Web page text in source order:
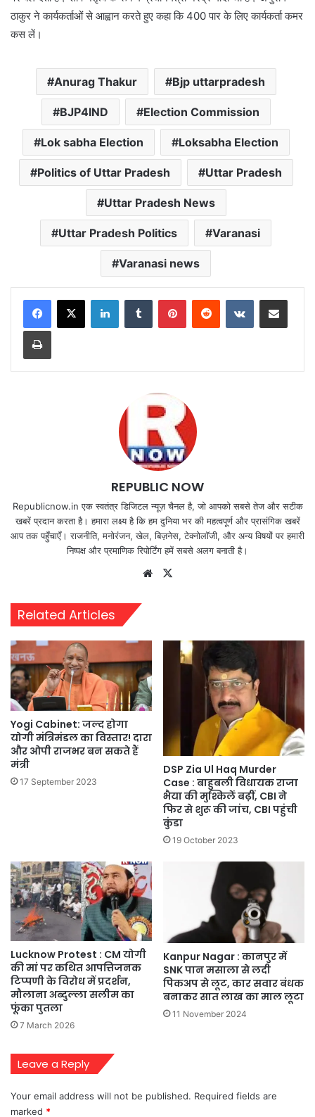
ठाकुर ने कार्यकर्ताओं से आह्वान करते हुए कहा कि 400 पार के लिए कार्यकर्ता कमर
कस लें।
Anurag Thakur Bjp uttarpradesh
BJP4IND Election Commission
Lok sabha Election Loksabha Election
Politics of Uttar Pradesh Uttar Pradesh
Uttar Pradesh News
Uttar Pradesh Politics Varanasi
Varanasi news
LinkedInTumblr PinterestReddit VKontakteShare via Email
Print
REPUBLIC NOW
Republicnow.in एक स्वतंत्र डिजिटल न्यूज़ चैनल है, जो आपको सबसे तेज और सटीक
खबरें प्रदान करता है। हमारा लक्ष्य है कि हम दुनिया भर की महत्वपूर्ण और प्रासंगिक खबरें
आप तक पहुँचाएँ। राजनीति, मनोरंजन, खेल, बिज़नेस, टेक्नोलॉजी, और अन्य विषयों पर हमारी
निष्पक्ष और प्रमाणिक रिपोर्टिंग हमें सबसे अलग बनाती है।
Website
Related Articles
Yogi Cabinet: जल्द होगा
योगी मंत्रिमंडल का विस्तार! दारा
और ओपी राजभर बन सकते हैं
मंत्री
17 September 2023
DSP Zia Ul Haq Murder
Case : बाहुबली विधायक राजा
भैया की मुश्किलें बढ़ीं, CBI ने
फिर से शुरू की जांच, CBI पहुंची
कुंडा
19 October 2023
Lucknow Protest : CM योगी
की मां पर कथित आपत्तिजनक
टिप्पणी के विरोध में प्रदर्शन,
मौलाना अब्दुल्ला सलीम का
फूंका पुतला
7 March 2026
Kanpur Nagar : कानपुर में
SNK पान मसाला से लदी
पिकअप से लूट, कार सवार बंधक
बनाकर सात लाख का माल लूटा
11 November 2024
Leave a Reply
Your email address will not be published. Required fields are
marked *